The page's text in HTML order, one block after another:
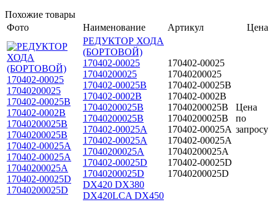
Похожие товары
Фото
Наименование Артикул
Цена
РЕДУКТОР ХОДА
(БОРТОВОЙ)
170402-00025
17040200025
170402-00025B
170402-0002В
17040200025B
17040200025В
170402-00025А
170402-00025A
17040200025A
170402-00025D
17040200025D
DX420 DX380
DX420LCA DX450
170402-00025
17040200025
170402-00025B
170402-0002В
17040200025B
17040200025В
170402-00025А
170402-00025A
17040200025A
170402-00025D
17040200025D
Цена
по
запросу